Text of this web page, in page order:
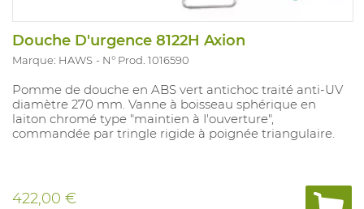
Douche D'urgence 8122H Axion
Marque: HAWS N° Prod. 1016590
Pomme de douche en ABS vert antichoc traité anti-UV
diamètre 270 mm. Vanne à boisseau sphérique en
laiton chromé type "maintien à I'ouverture",
commandée par tringle rigide à poignée triangulaire.
422,00 €